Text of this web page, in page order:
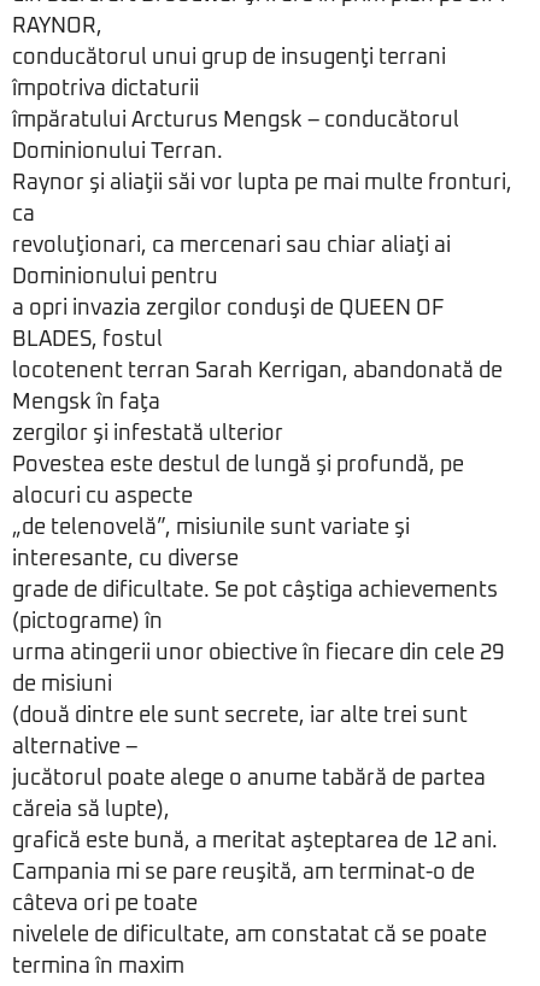
RAYNOR,
conducătorul unui grup de insugenţi terrani
împotriva dictaturii
împăratului Arcturus Mengsk – conducătorul
Dominionului Terran.
Raynor şi aliaţii săi vor lupta pe mai multe fronturi,
ca
revoluţionari, ca mercenari sau chiar aliaţi ai
Dominionului pentru
a opri invazia zergilor conduşi de QUEEN OF
BLADES, fostul
locotenent terran Sarah Kerrigan, abandonată de
Mengsk în faţa
zergilor şi infestată ulterior
Povestea este destul de lungă şi profundă, pe
alocuri cu aspecte
„de telenovelă”, misiunile sunt variate şi
interesante, cu diverse
grade de dificultate. Se pot câştiga achievements
(pictograme) în
urma atingerii unor obiective în fiecare din cele 29
de misiuni
(două dintre ele sunt secrete, iar alte trei sunt
alternative –
jucătorul poate alege o anume tabără de partea
căreia să lupte),
grafică este bună, a meritat aşteptarea de 12 ani.
Campania mi se pare reuşită, am terminat-o de
câteva ori pe toate
nivelele de dificultate, am constatat că se poate
termina în maxim